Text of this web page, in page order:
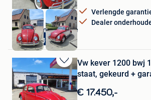
1 jaar garantie
Verlengde
Dealer
Gas oldtimer Service
Oostvleteren
Bewaren
in
Mijn
Favorieten
Vw kever 1200 bwj
staat, gekeurd +
€ 17.450,-